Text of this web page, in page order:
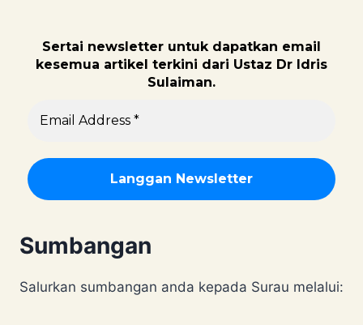
Sertai newsletter untuk dapatkan email
kesemua artikel terkini dari Ustaz Dr Idris
Sulaiman.
Sumbangan
Salurkan sumbangan anda kepada Surau melalui: